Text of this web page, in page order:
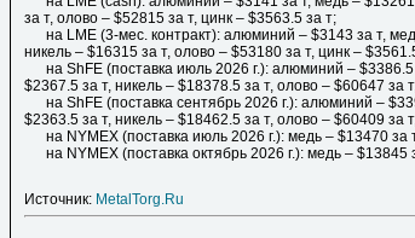
за т, олово – $52815 за т, цинк – $3563.5 за т;
на LME (3-мес. контракт): алюминий – $3143 за т,
никель – $16315 за т, олово – $53180 за т, цинк –
на ShFE (поставка июль 2026 г.): алюминий – $3386.5
$2367.5 за т, никель – $18378.5 за т, олово – $60647 за
на ShFE (поставка сентябрь 2026 г.): алюминий –
$2363.5 за т, никель – $18462.5 за т, олово – $60409
на NYMEX (поставка июль 2026 г.): медь – $13470 за
на NYMEX (поставка октябрь 2026 г.): медь – $13845
Источник: MetalTorg.Ru